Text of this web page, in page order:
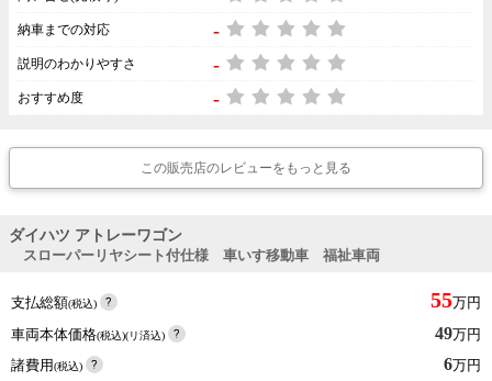
納車までの対応 -
説明のわかりやすさ -
おすすめ度 -
この販売店のレビューをもっと見る
ダイハツ アトレーワゴン
スローパーリヤシート付仕様 車いす移動車 福祉車両
支払総額(税込) 55万円
車両本体価格(税込)(リ済込) 49万円
諸費用(税込) 6万円